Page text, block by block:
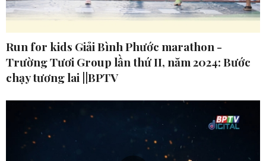
Run for kids Giải Bình Phước marathon -
Trường Tươi Group lần thứ II, năm 2024: Bước
chạy tương lai ||BPTV